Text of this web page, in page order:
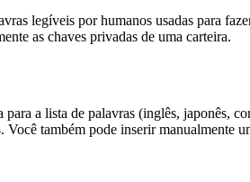
legíveis por humanos usadas para
as chaves privadas de uma carteira.
a lista de palavras (inglês, japonês,
também pode inserir manualmente